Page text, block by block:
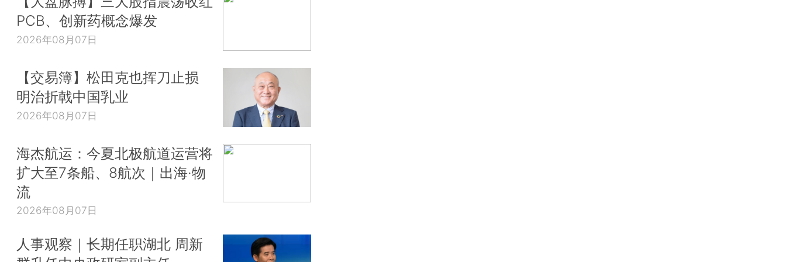
PCB、创新药概念爆发
2026年08月07日
【交易簿】松田克也挥刀止损
明治折戟中国乳业
2026年08月07日
海杰航运：今夏北极航道运营将
扩大至7条船、8航次｜出海·物
流
2026年08月07日
人事观察｜长期任职湖北 周新